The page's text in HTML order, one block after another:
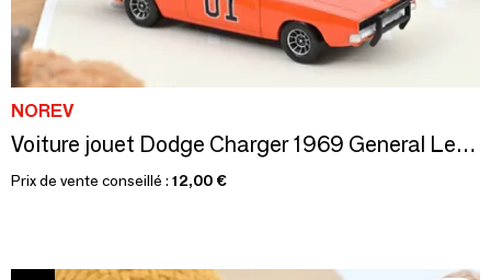
NOREV
Voiture jouet Dodge Charger 1969 General Lee Jet-car 1/43
Prix de vente conseillé : 12,00 €